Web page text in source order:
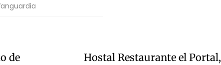
de
Hostal Restaurante el Portal,